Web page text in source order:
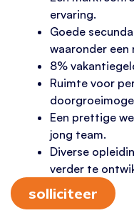
ervaring.
Goede
waaronder een
8%
Ruimte voor
Een prettige
jong team.
Diverse
verder te
solliciteer